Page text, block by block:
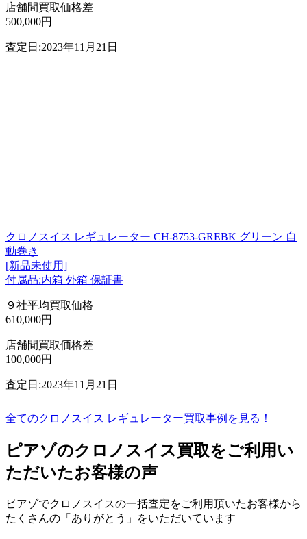
店舗間買取価格差
500,000円
査定日:2023年11月21日
クロノスイス レギュレーター CH-8753-GREBK グリーン 自
動巻き
[新品未使用]
付属品:内箱 外箱 保証書
９社平均買取価格
610,000円
店舗間買取価格差
100,000円
査定日:2023年11月21日
全てのクロノスイス レギュレーター買取事例を見る！
ピアゾのクロノスイス買取をご利用い
ただいたお客様の声
ピアゾでクロノスイスの一括査定をご利用頂いたお客様から
たくさんの「ありがとう」をいただいています